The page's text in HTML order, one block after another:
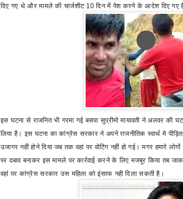
दिए गए थे और मामले की चार्जशीट 10 दिन में पेश करने के आदेश दिए गए
इस घटनासे राजनित भी गरमा गई बसपा सुप्रीमोमायावती ने अलवर की
लिया है। इस घटना का कांग्रेस सरकार ने अपने राजनीतिक स्वार्थ मे
उजागर नहीं होने दिया जब तक वहां पर वोटिंग नहीं हो गई। मगर हमारे
पर दबाव बनाकर इस मामले पर कार्रवाई करने के लिए मजबूर किया तब
वहां पर कांग्रेस सरकार उस महिला को इंसाफ नही दिला सकती है।